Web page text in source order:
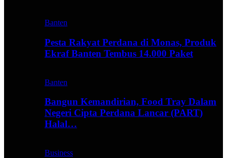
Banten
Pesta Rakyat Perdana di Monas, Produk
Ekraf Banten Tembus 14.000 Paket
Banten
Bangun Kemandirian, Food Tray Dalam
Negeri Cipta Perdana Lancar (PART)
Halal…
Business